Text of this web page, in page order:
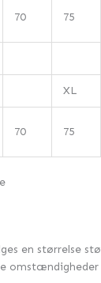
70 75
XL
70 75
en størrelse
omstændigheder